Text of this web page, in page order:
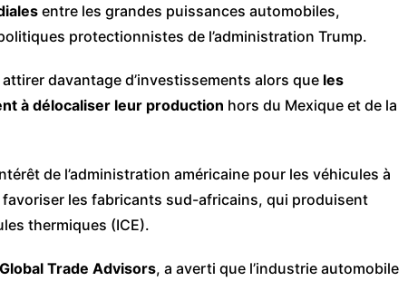
entre les grandes puissances automobiles,
protectionnistes de l’administration Trump.
davantage d’investissements alors que les
à délocaliser leur production hors du Mexique et de la
de l’administration américaine pour les véhicules à
les fabricants sud-africains, qui produisent
thermiques (ICE).
Trade Advisors, a averti que l’industrie automobile